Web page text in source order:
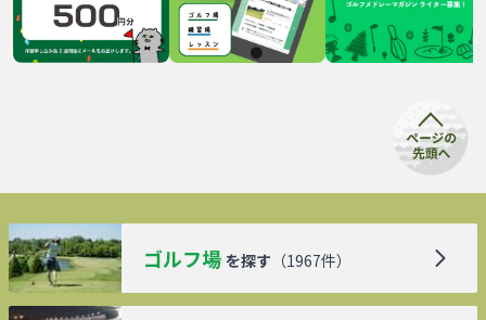
ゴルフ場 を探す （1967件）